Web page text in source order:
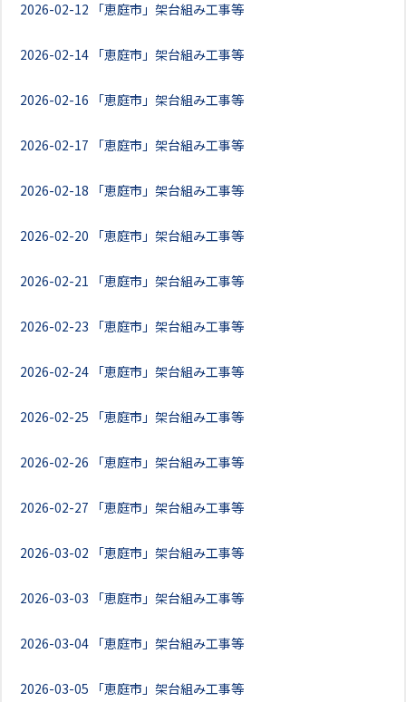
2026-02-12 「恵庭市」架台組み工事等
2026-02-14 「恵庭市」架台組み工事等
2026-02-16 「恵庭市」架台組み工事等
2026-02-17 「恵庭市」架台組み工事等
2026-02-18 「恵庭市」架台組み工事等
2026-02-20 「恵庭市」架台組み工事等
2026-02-21 「恵庭市」架台組み工事等
2026-02-23 「恵庭市」架台組み工事等
2026-02-24 「恵庭市」架台組み工事等
2026-02-25 「恵庭市」架台組み工事等
2026-02-26 「恵庭市」架台組み工事等
2026-02-27 「恵庭市」架台組み工事等
2026-03-02 「恵庭市」架台組み工事等
2026-03-03 「恵庭市」架台組み工事等
2026-03-04 「恵庭市」架台組み工事等
2026-03-05 「恵庭市」架台組み工事等